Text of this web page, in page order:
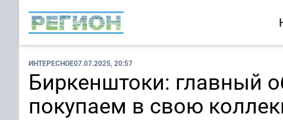
ИНТЕРЕСНОЕ07.07.2025, 20:57
Биркенштоки: главный
покупаем в свою